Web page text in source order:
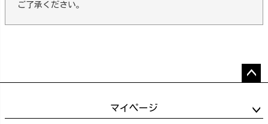
ご了承ください。
ップ
マイページ